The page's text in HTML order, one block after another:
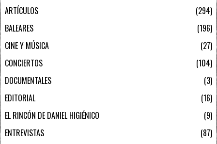
ARTÍCULOS
294
BALEARES
196
CINE Y MÚSICA
27
CONCIERTOS
104
DOCUMENTALES
3
EDITORIAL
16
EL RINCÓN DE DANIEL HIGIÉNICO
9
ENTREVISTAS
87